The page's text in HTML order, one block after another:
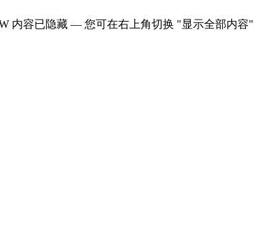
内容已隐藏 — 您可在右上角切换 "显示全部内容"